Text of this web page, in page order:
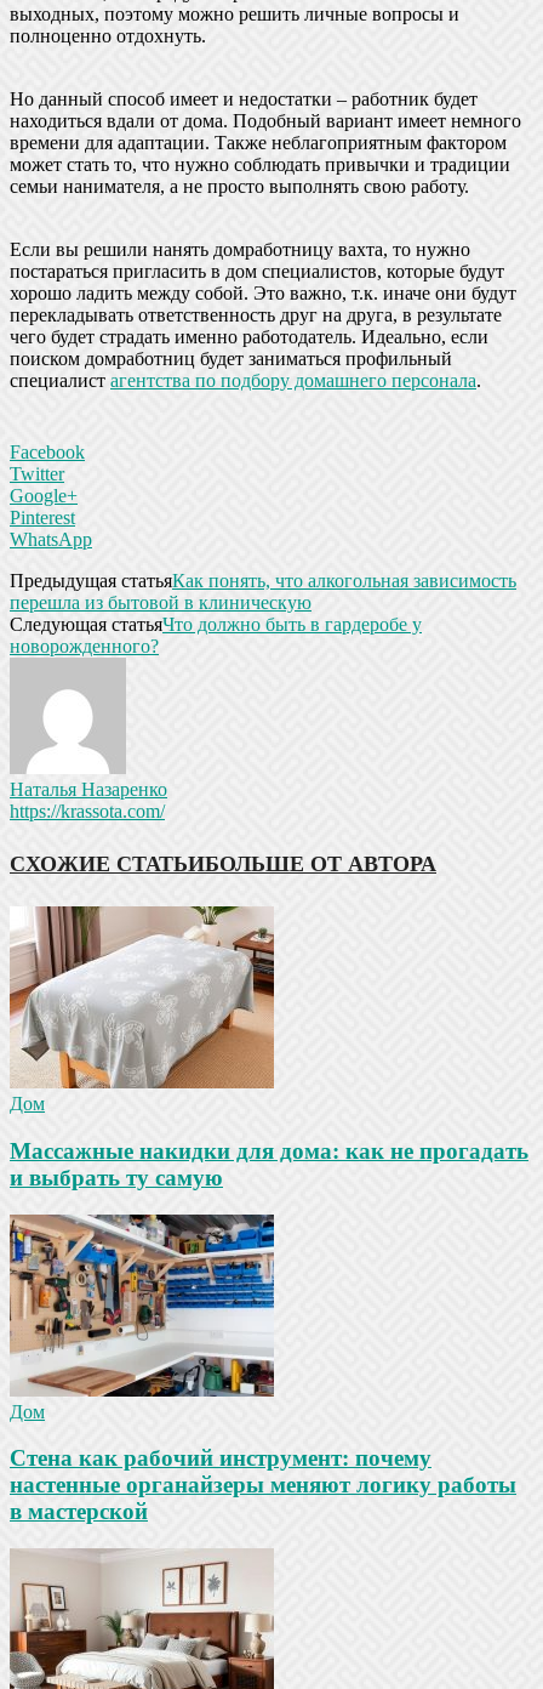
выходных, поэтому можно решить личные вопросы и
полноценно отдохнуть.
Но данный способ имеет и недостатки – работник будет
находиться вдали от дома. Подобный вариант имеет немного
времени для адаптации. Также неблагоприятным фактором
может стать то, что нужно соблюдать привычки и традиции
семьи нанимателя, а не просто выполнять свою работу.
Если вы решили нанять домработницу вахта, то нужно
постараться пригласить в дом специалистов, которые будут
хорошо ладить между собой. Это важно, т.к. иначе они будут
перекладывать ответственность друг на друга, в результате
чего будет страдать именно работодатель. Идеально, если
поиском домработниц будет заниматься профильный
специалист агентства по подбору домашнего персонала.
Facebook
Twitter
Google+
Pinterest
WhatsApp
Предыдущая статьяКак понять, что алкогольная зависимость
перешла из бытовой в клиническую
Следующая статьяЧто должно быть в гардеробе у
новорожденного?
Наталья Назаренко
https://krassota.com/
СХОЖИЕ СТАТЬИБОЛЬШЕ ОТ АВТОРА
Дом
Массажные накидки для дома: как не прогадать
и выбрать ту самую
Дом
Стена как рабочий инструмент: почему
настенные органайзеры меняют логику работы
в мастерской